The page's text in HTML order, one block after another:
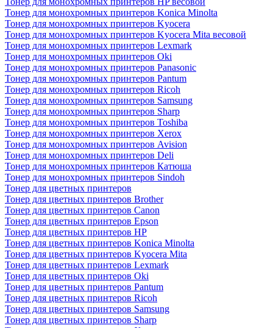
Тонер для монохромных принтеров Konica Minolta
Тонер для монохромных принтеров Kyocera
Тонер для монохромных принтеров Kyocera Mita весовой
Тонер для монохромных принтеров Lexmark
Тонер для монохромных принтеров Oki
Тонер для монохромных принтеров Panasonic
Тонер для монохромных принтеров Pantum
Тонер для монохромных принтеров Ricoh
Тонер для монохромных принтеров Samsung
Тонер для монохромных принтеров Sharp
Тонер для монохромных принтеров Toshiba
Тонер для монохромных принтеров Xerox
Тонер для монохромных принтеров Avision
Тонер для монохромных принтеров Deli
Тонер для монохромных принтеров Катюша
Тонер для монохромных принтеров Sindoh
Тонер для цветных принтеров
Тонер для цветных принтеров Brother
Тонер для цветных принтеров Canon
Тонер для цветных принтеров Epson
Тонер для цветных принтеров HP
Тонер для цветных принтеров Konica Minolta
Тонер для цветных принтеров Kyocera Mita
Тонер для цветных принтеров Lexmark
Тонер для цветных принтеров Oki
Тонер для цветных принтеров Pantum
Тонер для цветных принтеров Ricoh
Тонер для цветных принтеров Samsung
Тонер для цветных принтеров Sharp